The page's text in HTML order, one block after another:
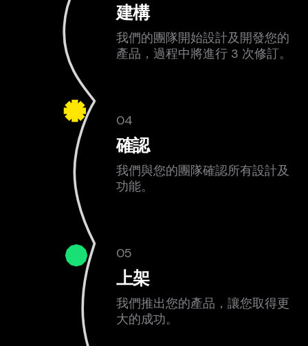
建構
我們的團隊開始設計及開發您的
產品，過程中將進行 3 次修訂。
04
確認
我們與您的團隊確認所有設計及
功能。
05
上架
我們推出您的產品，讓您取得更
大的成功。